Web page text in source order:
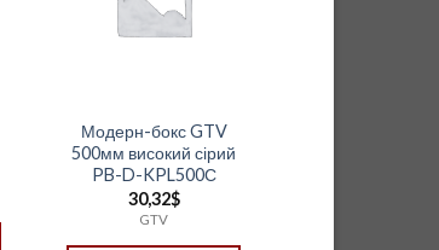
Модерн-бокс GTV
500мм високий сірий
PB-D-KPL500С
30,32$
GTV